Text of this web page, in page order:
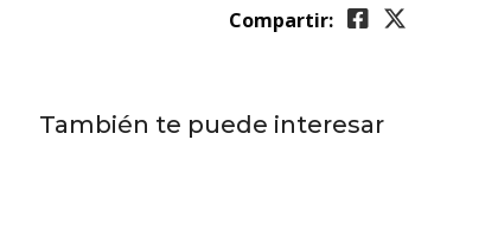
Compartir:
También te puede interesar